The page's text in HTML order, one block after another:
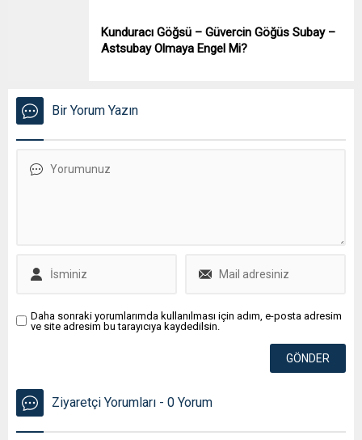
Kunduracı Göğsü – Güvercin Göğüs Subay –
Astsubay Olmaya Engel Mi?
Bir Yorum Yazın
Daha sonraki yorumlarımda kullanılması için adım, e-posta adresim
ve site adresim bu tarayıcıya kaydedilsin.
Ziyaretçi Yorumları - 0 Yorum